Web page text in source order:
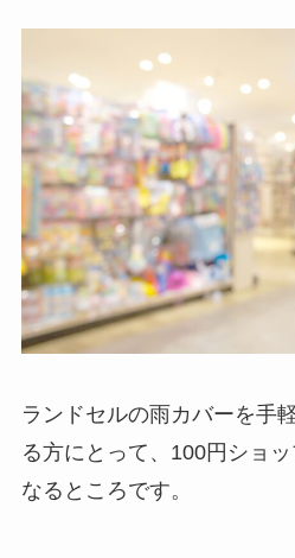
ランドセルの雨カバーを手
る方にとって、100円ショ
なるところです。